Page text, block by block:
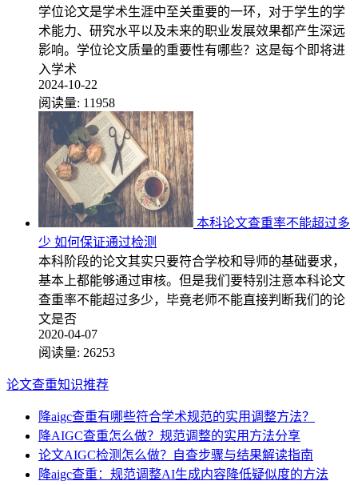
学位论文是学术生涯中至关重要的一环，对于学生的学
术能力、研究水平以及未来的职业发展效果都产生深远
影响。学位论文质量的重要性有哪些？这是每个即将进
入学术
2024-10-22
阅读量: 11958
本科论文查重率不能超过多
少 如何保证通过检测
本科阶段的论文其实只要符合学校和导师的基础要求，
基本上都能够通过审核。但是我们要特别注意本科论文
查重率不能超过多少，毕竟老师不能直接判断我们的论
文是否
2020-04-07
阅读量: 26253
论文查重知识推荐
降aigc查重有哪些符合学术规范的实用调整方法？
降AIGC查重怎么做？规范调整的实用方法分享
论文AIGC检测怎么做？自查步骤与结果解读指南
降aigc查重：规范调整AI生成内容降低疑似度的方法